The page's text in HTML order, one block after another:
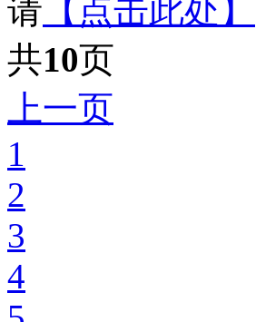
请 【点击此处】
共10页
上一页
1
2
3
4